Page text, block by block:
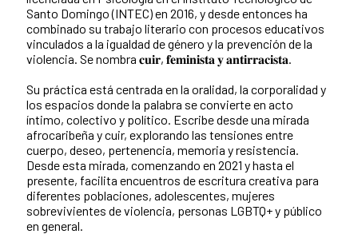
Santo Domingo (INTEC) en 2016, y desde entonces ha
combinado su trabajo literario con procesos educativos
vinculados a la igualdad de género y la prevención de la
violencia. Se nombra 𝐜𝐮𝐢𝐫, 𝐟𝐞𝐦𝐢𝐧𝐢𝐬𝐭𝐚 𝐲 𝐚𝐧𝐭𝐢𝐫𝐫𝐚𝐜𝐢𝐬𝐭𝐚.
Su práctica está centrada en la oralidad, la corporalidad y
los espacios donde la palabra se convierte en acto
íntimo, colectivo y político. Escribe desde una mirada
afrocaribeña y cuir, explorando las tensiones entre
cuerpo, deseo, pertenencia, memoria y resistencia.
Desde esta mirada, comenzando en 2021 y hasta el
presente, facilita encuentros de escritura creativa para
diferentes poblaciones, adolescentes, mujeres
sobrevivientes de violencia, personas LGBTQ+ y público
en general.